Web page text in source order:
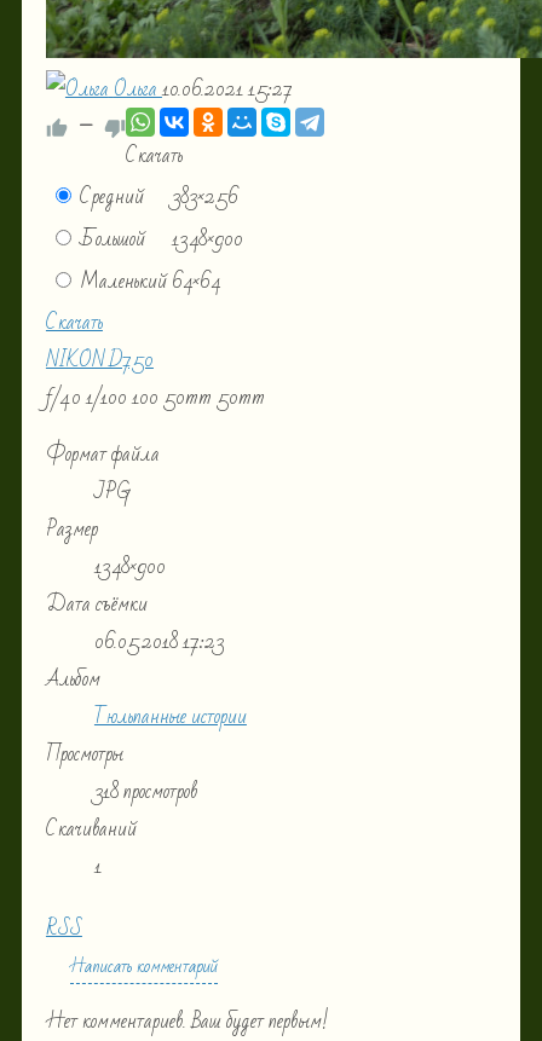
Ольга10.06.202115:27
—
Скачать
Средний
383×256
Большой
1348×900
Маленький64×64
Скачать
NIKON D750
f/4.01/10010050mm50mm
Формат файла
JPG
Размер
1348×900
Дата съёмки
06.05.201817:23
Альбом
Тюльпанные истории
Просмотры
318 просмотров
Скачиваний
1
RSS
Написать комментарий
Нет комментариев. Ваш будет первым!